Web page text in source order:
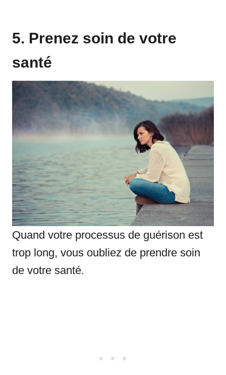
5. Prenez soin de votre
santé
Quand votre processus de guérison est
trop long, vous oubliez de prendre soin
de votre santé.